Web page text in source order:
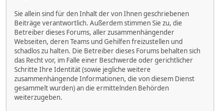
Sie allein sind für den Inhalt der von Ihnen geschriebenen
Beiträge verantwortlich. Außerdem stimmen Sie zu, die
Betreiber dieses Forums, aller zusammenhängender
Webseiten, deren Teams und Gehilfen freizustellen und
schadlos zu halten. Die Betreiber dieses Forums behalten sich
das Recht vor, im Falle einer Beschwerde oder gerichtlicher
Schritte Ihre Identität (sowie jegliche weitere
zusammenhängende Informationen, die von diesem Dienst
gesammelt wurden) an die ermittelnden Behörden
weiterzugeben.